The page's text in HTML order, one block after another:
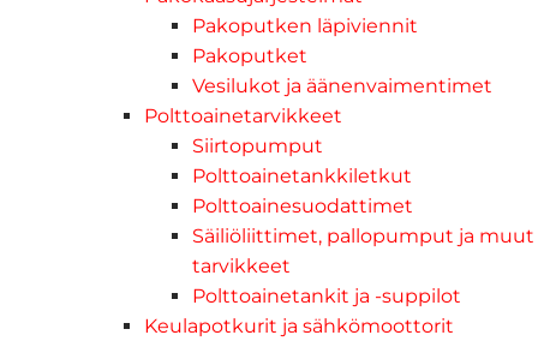
Pakoputken läpiviennit
Pakoputket
Vesilukot ja äänenvaimentimet
Polttoainetarvikkeet
Siirtopumput
Polttoainetankkiletkut
Polttoainesuodattimet
Säiliöliittimet, pallopumput ja muut
tarvikkeet
Polttoainetankit ja -suppilot
Keulapotkurit ja sähkömoottorit